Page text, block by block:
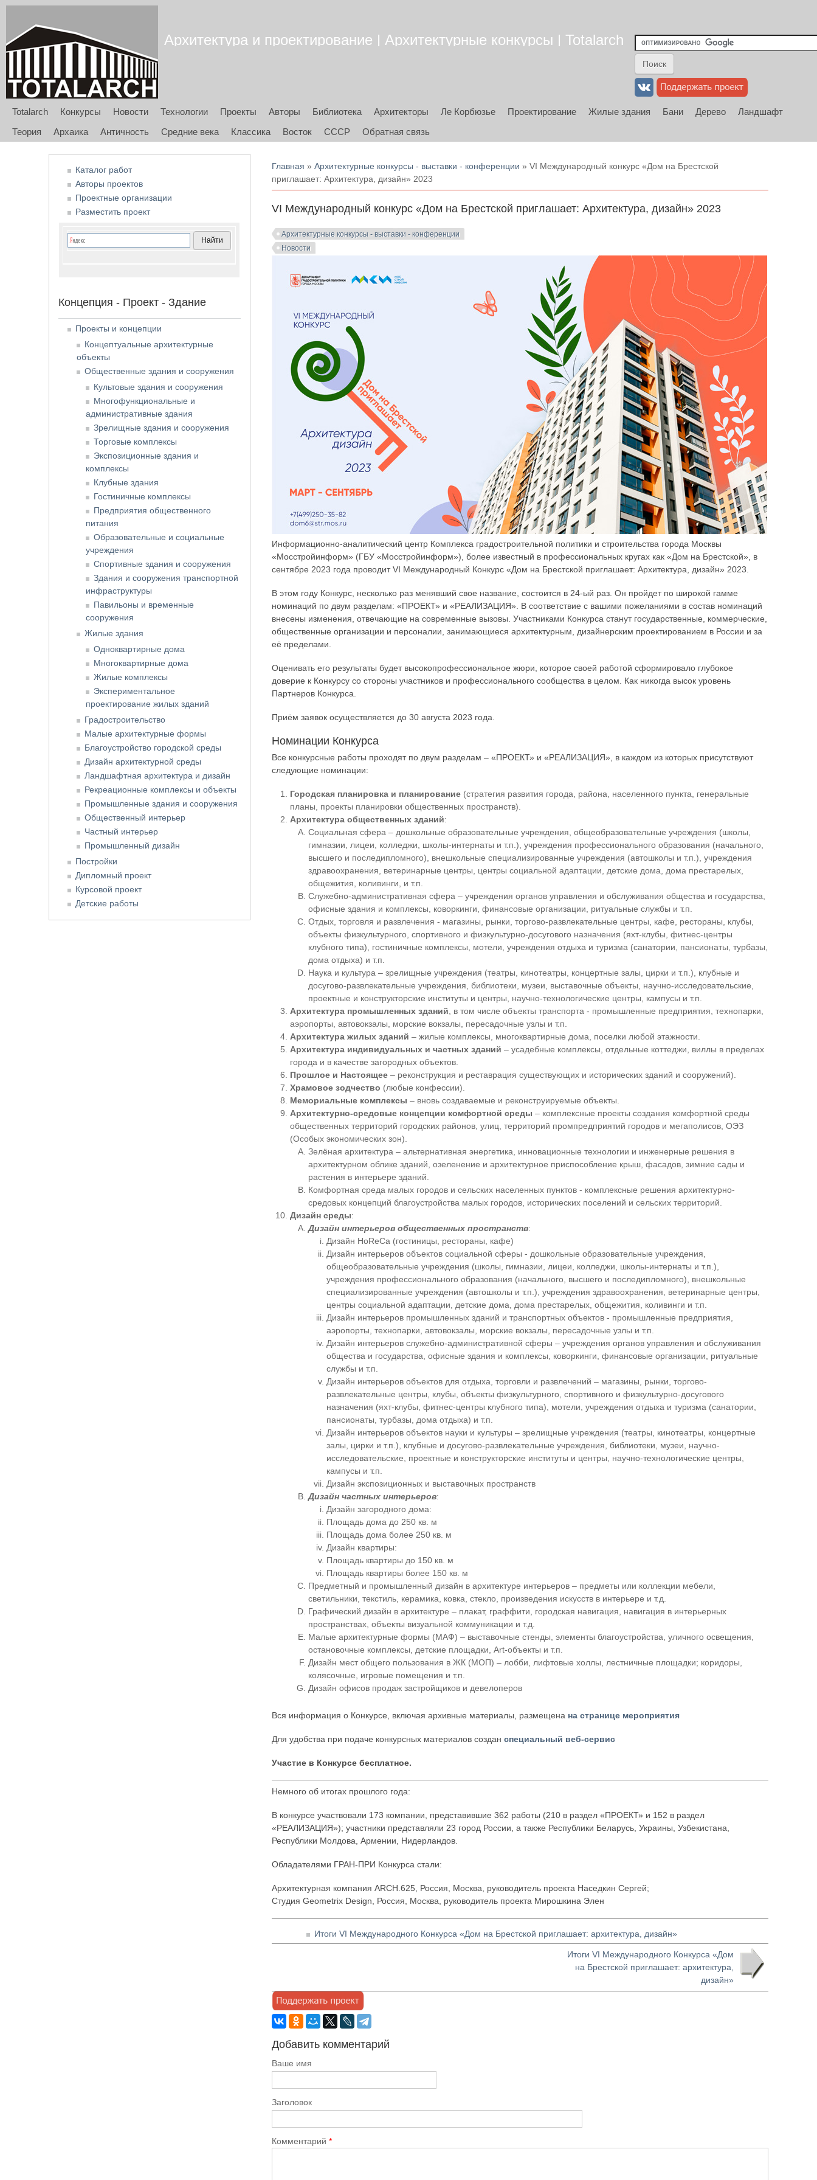
Архитектура и проектирование | Архитектурные конкурсы | Totalarch
Totalarch Конкурсы Новости Технологии Проекты Авторы Библиотека Архитекторы Ле Корбюзье Проектирование Жилые здания Бани Дерево
Ландшафт
Теория
Архаика Античность Средние века Классика Восток СССР Обратная связь
Вы здесь
Главная »Архитектурные конкурсы - выставки - конференции » VI Международный конкурс «Дом на Брестской
приглашает: Архитектура, дизайн» 2023
VI Международный конкурс «Дом на Брестской приглашает: Архитектура, дизайн» 2023
Архитектурные конкурсы - выставки - конференции
Новости
Информационно-аналитический центр Комплекса градостроительной политики и строительства города Москвы
«Мосстройинформ» (ГБУ «Мосстройинформ»), более известный в профессиональных кругах как «Дом на Брестской», в
сентябре 2023 года проводит VI Международный Конкурс «Дом на Брестской приглашает: Архитектура, дизайн» 2023.
В этом году Конкурс, несколько раз менявший свое название, состоится в 24-ый раз. Он пройдет по широкой гамме
номинаций по двум разделам: «ПРОЕКТ» и «РЕАЛИЗАЦИЯ». В соответствие с вашими пожеланиями в состав номинаций
внесены изменения, отвечающие на современные вызовы. Участниками Конкурса станут государственные, коммерческие,
общественные организации и персоналии, занимающиеся архитектурным, дизайнерским проектированием в России и за
её пределами.
Оценивать его результаты будет высокопрофессиональное жюри, которое своей работой сформировало глубокое
доверие к Конкурсу со стороны участников и профессионального сообщества в целом. Как никогда высок уровень
Партнеров Конкурса.
Приём заявок осуществляется до 30 августа 2023 года.
Номинации Конкурса
Все конкурсные работы проходят по двум разделам – «ПРОЕКТ» и «РЕАЛИЗАЦИЯ», в каждом из которых присутствуют
следующие номинации:
Городская планировка и планирование (стратегия развития города, района, населенного пункта, генеральные
планы, проекты планировки общественных пространств).
Архитектура общественных зданий:
Социальная сфера – дошкольные образовательные учреждения, общеобразовательные учреждения (школы,
гимназии, лицеи, колледжи, школы-интернаты и т.п.), учреждения профессионального образования (начального,
высшего и последипломного), внешкольные специализированные учреждения (автошколы и т.п.), учреждения
здравоохранения, ветеринарные центры, центры социальной адаптации, детские дома, дома престарелых,
общежития, коливинги, и т.п.
Служебно-административная сфера – учреждения органов управления и обслуживания общества и государства,
офисные здания и комплексы, коворкинги, финансовые организации, ритуальные службы и т.п.
Отдых, торговля и развлечения - магазины, рынки, торгово-развлекательные центры, кафе, рестораны, клубы,
объекты физкультурного, спортивного и физкультурно-досугового назначения (яхт-клубы, фитнес-центры
клубного типа), гостиничные комплексы, мотели, учреждения отдыха и туризма (санатории, пансионаты, турбазы,
дома отдыха) и т.п.
Наука и культура – зрелищные учреждения (театры, кинотеатры, концертные залы, цирки и т.п.), клубные и
досугово-развлекательные учреждения, библиотеки, музеи, выставочные объекты, научно-исследовательские,
проектные и конструкторские институты и центры, научно-технологические центры, кампусы и т.п.
Архитектура промышленных зданий , в том числе объекты транспорта - промышленные предприятия, технопарки,
аэропорты, автовокзалы, морские вокзалы, пересадочные узлы и т.п.
Архитектура жилых зданий – жилые комплексы, многоквартирные дома, поселки любой этажности.
Архитектура индивидуальных и частных зданий – усадебные комплексы, отдельные коттеджи, виллы в пределах
города и в качестве загородных объектов.
Прошлое и Настоящее – реконструкция и реставрация существующих и исторических зданий и сооружений).
Храмовое зодчество (любые конфессии).
Мемориальные комплексы – вновь создаваемые и реконструируемые объекты.
Архитектурно-средовые концепции комфортной среды – комплексные проекты создания комфортной среды
общественных территорий городских районов, улиц, территорий промпредприятий городов и мегаполисов, ОЭЗ
(Особых экономических зон).
Зелёная архитектура – альтернативная энергетика, инновационные технологии и инженерные решения в
архитектурном облике зданий, озеленение и архитектурное приспособление крыш, фасадов, зимние сады и
растения в интерьере зданий.
Комфортная среда малых городов и сельских населенных пунктов - комплексные решения архитектурно-
средовых концепций благоустройства малых городов, исторических поселений и сельских территорий.
Дизайн среды:
Дизайн интерьеров общественных пространств:
Дизайн HoReCa (гостиницы, рестораны, кафе)
Дизайн интерьеров объектов социальной сферы - дошкольные образовательные учреждения,
общеобразовательные учреждения (школы, гимназии, лицеи, колледжи, школы-интернаты и т.п.),
учреждения профессионального образования (начального, высшего и последипломного), внешкольные
специализированные учреждения (автошколы и т.п.), учреждения здравоохранения, ветеринарные центры,
центры социальной адаптации, детские дома, дома престарелых, общежития, коливинги и т.п.
Дизайн интерьеров промышленных зданий и транспортных объектов - промышленные предприятия,
аэропорты, технопарки, автовокзалы, морские вокзалы, пересадочные узлы и т.п.
Дизайн интерьеров служебно-административной сферы – учреждения органов управления и обслуживания
общества и государства, офисные здания и комплексы, коворкинги, финансовые организации, ритуальные
службы и т.п.
Дизайн интерьеров объектов для отдыха, торговли и развлечений – магазины, рынки, торгово-
развлекательные центры, клубы, объекты физкультурного, спортивного и физкультурно-досугового
назначения (яхт-клубы, фитнес-центры клубного типа), мотели, учреждения отдыха и туризма (санатории,
пансионаты, турбазы, дома отдыха) и т.п.
Дизайн интерьеров объектов науки и культуры – зрелищные учреждения (театры, кинотеатры, концертные
залы, цирки и т.п.), клубные и досугово-развлекательные учреждения, библиотеки, музеи, научно-
исследовательские, проектные и конструкторские институты и центры, научно-технологические центры,
кампусы и т.п.
Дизайн экспозиционных и выставочных пространств
Дизайн частных интерьеров:
Дизайн загородного дома:
Площадь дома до 250 кв. м
Площадь дома более 250 кв. м
Дизайн квартиры:
Площадь квартиры до 150 кв. м
Площадь квартиры более 150 кв. м
Предметный и промышленный дизайн в архитектуре интерьеров – предметы или коллекции мебели,
светильники, текстиль, керамика, ковка, стекло, произведения искусств в интерьере и т.д.
Графический дизайн в архитектуре – плакат, граффити, городская навигация, навигация в интерьерных
пространствах, объекты визуальной коммуникации и т.д.
Малые архитектурные формы (МАФ) – выставочные стенды, элементы благоустройства, уличного освещения,
остановочные комплексы, детские площадки, Art-объекты и т.п.
Дизайн мест общего пользования в ЖК (МОП) – лобби, лифтовые холлы, лестничные площадки; коридоры,
колясочные, игровые помещения и т.п.
Дизайн офисов продаж застройщиков и девелоперов
Вся информация о Конкурсе, включая архивные материалы, размещена на странице мероприятия
Для удобства при подаче конкурсных материалов созданспециальный веб-сервис
Участие в Конкурсе бесплатное.
Немного об итогах прошлого года:
В конкурсе участвовали 173 компании, представившие 362 работы (210 в раздел «ПРОЕКТ» и 152 в раздел
«РЕАЛИЗАЦИЯ»); участники представляли 23 город России, а также Республики Беларусь, Украины, Узбекистана,
Республики Молдова, Армении, Нидерландов.
Обладателями ГРАН-ПРИ Конкурса стали:
Архитектурная компания ARCH.625, Россия, Москва, руководитель проекта Наседкин Сергей;
Cтудия Geometrix Design, Россия, Москва, руководитель проекта Мирошкина Элен
Итоги VI Международного Конкурса «Дом на Брестской приглашает: архитектура, дизайн»
Итоги VI Международного Конкурса «Дом
на Брестской приглашает: архитектура,
дизайн»
Добавить комментарий
Ваше имя
Заголовок
Комментарий*
Каталог работ
Авторы проектов
Проектные организации
Разместить проект
Концепция - Проект - Здание
Проекты и концепции
Концептуальные архитектурные
объекты
Общественные здания и сооружения
Культовые здания и сооружения
Многофункциональные и
административные здания
Зрелищные здания и сооружения
Торговые комплексы
Экспозиционные здания и
комплексы
Клубные здания
Гостиничные комплексы
Предприятия общественного
питания
Образовательные и социальные
учреждения
Спортивные здания и сооружения
Здания и сооружения транспортной
инфраструктуры
Павильоны и временные
сооружения
Жилые здания
Одноквартирные дома
Многоквартирные дома
Жилые комплексы
Экспериментальное
проектирование жилых зданий
Градостроительство
Малые архитектурные формы
Благоустройство городской среды
Дизайн архитектурной среды
Ландшафтная архитектура и дизайн
Рекреационные комплексы и объекты
Промышленные здания и сооружения
Общественный интерьер
Частный интерьер
Промышленный дизайн
Постройки
Дипломный проект
Курсовой проект
Детские работы